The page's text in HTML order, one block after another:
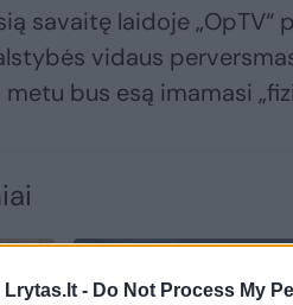
Lrytas.lt - Do Not Process My
savaitę laidoje „OpTV“
vidaus
bus esą imamasi